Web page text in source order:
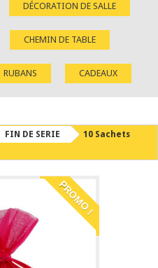
DÉCORATION DE SALLE
CHEMIN DE TABLE
RUBANS CADEAUX
FIN DE SERIE
10 Sachets
PROMO !